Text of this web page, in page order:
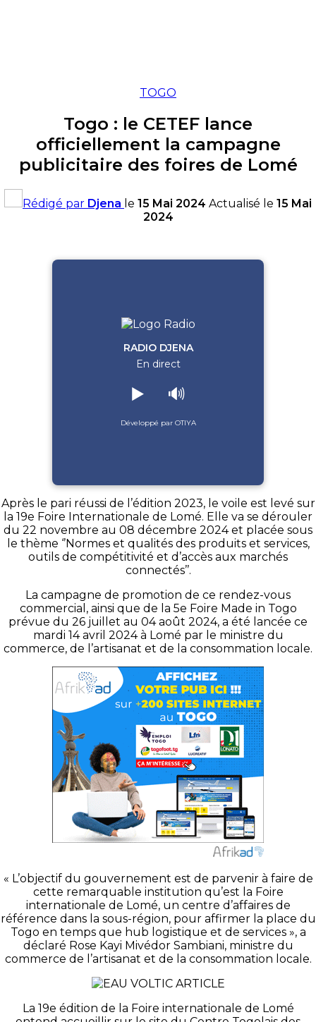
TOGO
Togo : le CETEF lance
officiellement la campagne
publicitaire des foires de Lomé
Rédigé par Djena le 15 Mai 2024 Actualisé le 15 Mai
2024
RADIO DJENA
En direct
▶️ 🔊
Développé par OTIYA
Après le pari réussi de l’édition 2023, le voile est levé sur
la 19e Foire Internationale de Lomé. Elle va se dérouler
du 22 novembre au 08 décembre 2024 et placée sous
le thème ‘’Normes et qualités des produits et services,
outils de compétitivité et d’accès aux marchés
connectés’’.
La campagne de promotion de ce rendez-vous
commercial, ainsi que de la 5e Foire Made in Togo
prévue du 26 juillet au 04 août 2024, a été lancée ce
mardi 14 avril 2024 à Lomé par le ministre du
commerce, de l’artisanat et de la consommation locale.
« L’objectif du gouvernement est de parvenir à faire de
cette remarquable institution qu’est la Foire
internationale de Lomé, un centre d’affaires de
référence dans la sous-région, pour affirmer la place du
Togo en temps que hub logistique et de services », a
déclaré Rose Kayi Mivédor Sambiani, ministre du
commerce de l’artisanat et de la consommation locale.
La 19e édition de la Foire internationale de Lomé